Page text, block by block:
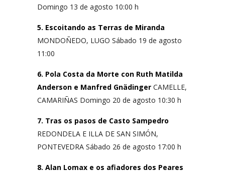
Domingo 13 de agosto 10:00 h
5. Escoitando as Terras de Miranda
MONDOÑEDO, LUGO Sábado 19 de agosto
11:00
6. Pola Costa da Morte con Ruth Matilda
Anderson e Manfred Gnädinger CAMELLE,
CAMARIÑAS Domingo 20 de agosto 10:30 h
7. Tras os pasos de Casto Sampedro
REDONDELA E ILLA DE SAN SIMÓN,
PONTEVEDRA Sábado 26 de agosto 17:00 h
8. Alan Lomax e os afiadores dos Peares